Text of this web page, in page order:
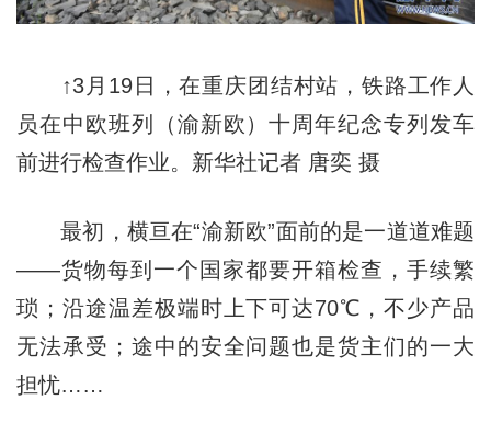
↑3月19日，在重庆团结村站，铁路工作人
员在中欧班列（渝新欧）十周年纪念专列发车
前进行检查作业。新华社记者 唐奕 摄
最初，横亘在“渝新欧”面前的是一道道难题
——货物每到一个国家都要开箱检查，手续繁
琐；沿途温差极端时上下可达70℃，不少产品
无法承受；途中的安全问题也是货主们的一大
担忧……